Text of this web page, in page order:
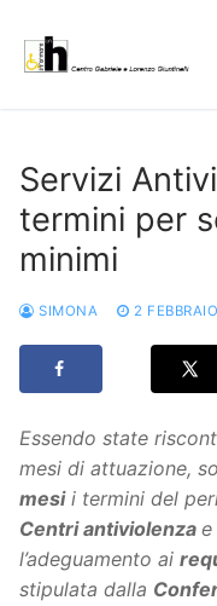
contenuto
Servizi
termini per
minimi
SIMONA 2
Essendo state
mesi di attuazione,
mesii termini del
Centri antiviolenza e
l’adeguamento ai
stipulata dalla